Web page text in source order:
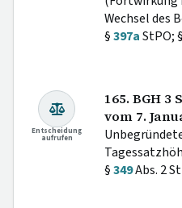
Wechsel des
§397aStPO; §
Entscheidung
aufrufen
165. BGH 3
vom 7.
§349Abs. 2